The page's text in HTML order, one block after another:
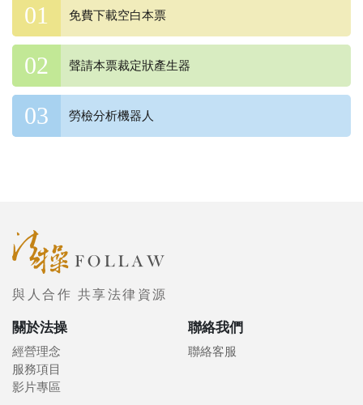
免費下載空白本票
聲請本票裁定狀產生器
勞檢分析機器人
與人合作 共享法律資源
關於法操
經營理念
服務項目
影片專區
聯絡我們
聯絡客服